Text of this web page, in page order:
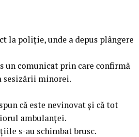
la poliție, unde a depus plângere
un comunicat prin care confirmă
sesizării minorei.
că este nevinovat și că tot
ambulanței.
s-au schimbat brusc.